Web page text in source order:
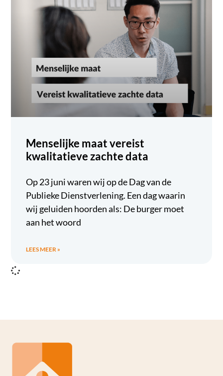
Menselijke maat vereist
kwalitatieve zachte data
Op 23 juni waren wij op de Dag van de
Publieke Dienstverlening. Een dag waarin
wij geluiden hoorden als: De burger moet
aan het woord
LEES MEER »